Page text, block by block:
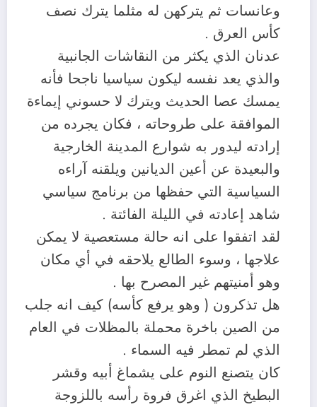
وعانسات ثم يتركهن له مثلما يترك نصف
كأس العرق .
عدنان الذي يكثر من النقاشات الجانبية
والذي يعد نفسه ليكون سياسيا ناجحا فأنه
يمسك عصا الحديث ويترك لا حسوني إيماءة
الموافقة على طروحاته ، فكان يجرده من
إرادته ليدور به شوارع المدينة الخارجية
والبعيدة عن أعين الديانين ويلقنه آراءه
السياسية التي حفظها من برنامج سياسي
شاهد إعادته في الليلة الفائتة .
لقد اتفقوا على انه حالة مستعصية لا يمكن
علاجها ، وسوء الطالع يلاحقه في أي مكان
وهو أمنيتهم غير المصرح بها .
هل تذكرون ( وهو يرفع كأسه) كيف انه جلب
من الصين باخرة محملة بالمظلات في العام
الذي لم تمطر فيه السماء .
كان يتصنع النوم على يشماغ أبيه وقشر
البطيخ الذي اغرق فروة رأسه باللزوجة